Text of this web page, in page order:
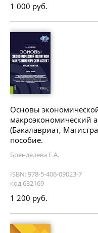
1 000 руб.
Основы
макроэкономический
(Бакалавриат,
пособие.
Бренделева Е.А.
ISBN: 978-5-406-09023-7
код 632169
1 200 руб.